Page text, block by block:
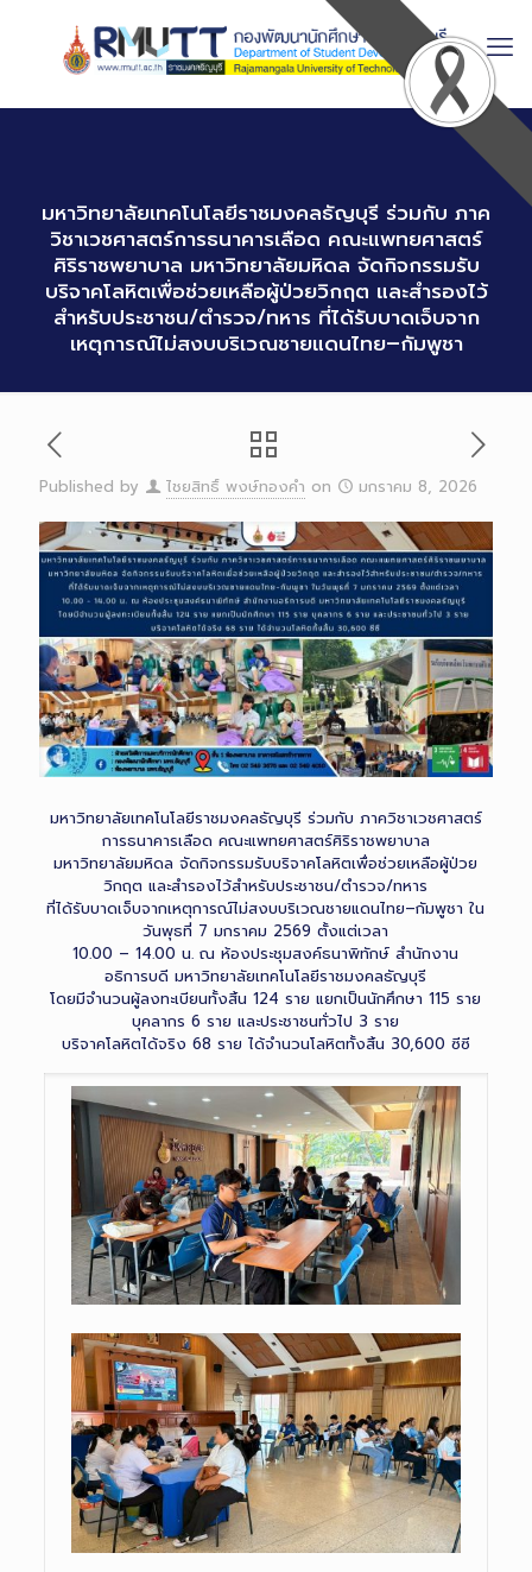
มหาวิทยาลัยเทคโนโลยีราชมงคลธัญบุรี ร่วมกับ ภาค
วิชาเวชศาสตร์การธนาคารเลือด คณะแพทยศาสตร์
ศิริราชพยาบาล มหาวิทยาลัยมหิดล จัดกิจกรรมรับ
บริจาคโลหิตเพื่อช่วยเหลือผู้ป่วยวิกฤต และสำรองไว้
สำหรับประชาชน/ตำรวจ/ทหาร ที่ได้รับบาดเจ็บจาก
เหตุการณ์ไม่สงบบริเวณชายแดนไทย–กัมพูชา
Published by ไชยสิทธิ์ พงษ์ทองคำ on มกราคม 8, 2026
มหาวิทยาลัยเทคโนโลยีราชมงคลธัญบุรี ร่วมกับ ภาควิชาเวชศาสตร์
การธนาคารเลือด คณะแพทยศาสตร์ศิริราชพยาบาล
มหาวิทยาลัยมหิดล จัดกิจกรรมรับบริจาคโลหิตเพื่อช่วยเหลือผู้ป่วย
วิกฤต และสำรองไว้สำหรับประชาชน/ตำรวจ/ทหาร
ที่ได้รับบาดเจ็บจากเหตุการณ์ไม่สงบบริเวณชายแดนไทย–กัมพูชา ใน
วันพุธที่ 7 มกราคม 2569 ตั้งแต่เวลา
10.00 – 14.00 น. ณ ห้องประชุมสงค์ธนาพิทักษ์ สำนักงาน
อธิการบดี มหาวิทยาลัยเทคโนโลยีราชมงคลธัญบุรี
โดยมีจำนวนผู้ลงทะเบียนทั้งสิ้น 124 ราย แยกเป็นนักศึกษา 115 ราย
บุคลากร 6 ราย และประชาชนทั่วไป 3 ราย
บริจาคโลหิตได้จริง 68 ราย ได้จำนวนโลหิตทั้งสิ้น 30,600 ซีซี